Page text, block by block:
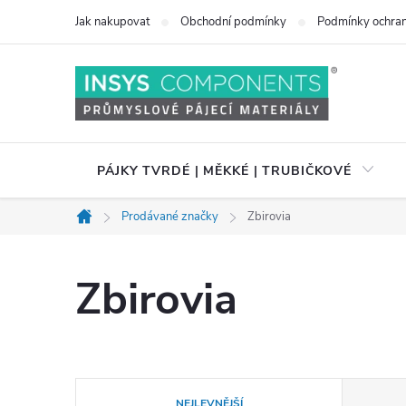
Jak nakupovat Obchodní podmínky Podmínky
PÁJKY TVRDÉ | MĚKKÉ | TRUBIČKOVÉ
Domů
Prodávané značky Zbirovia
Zbirovia